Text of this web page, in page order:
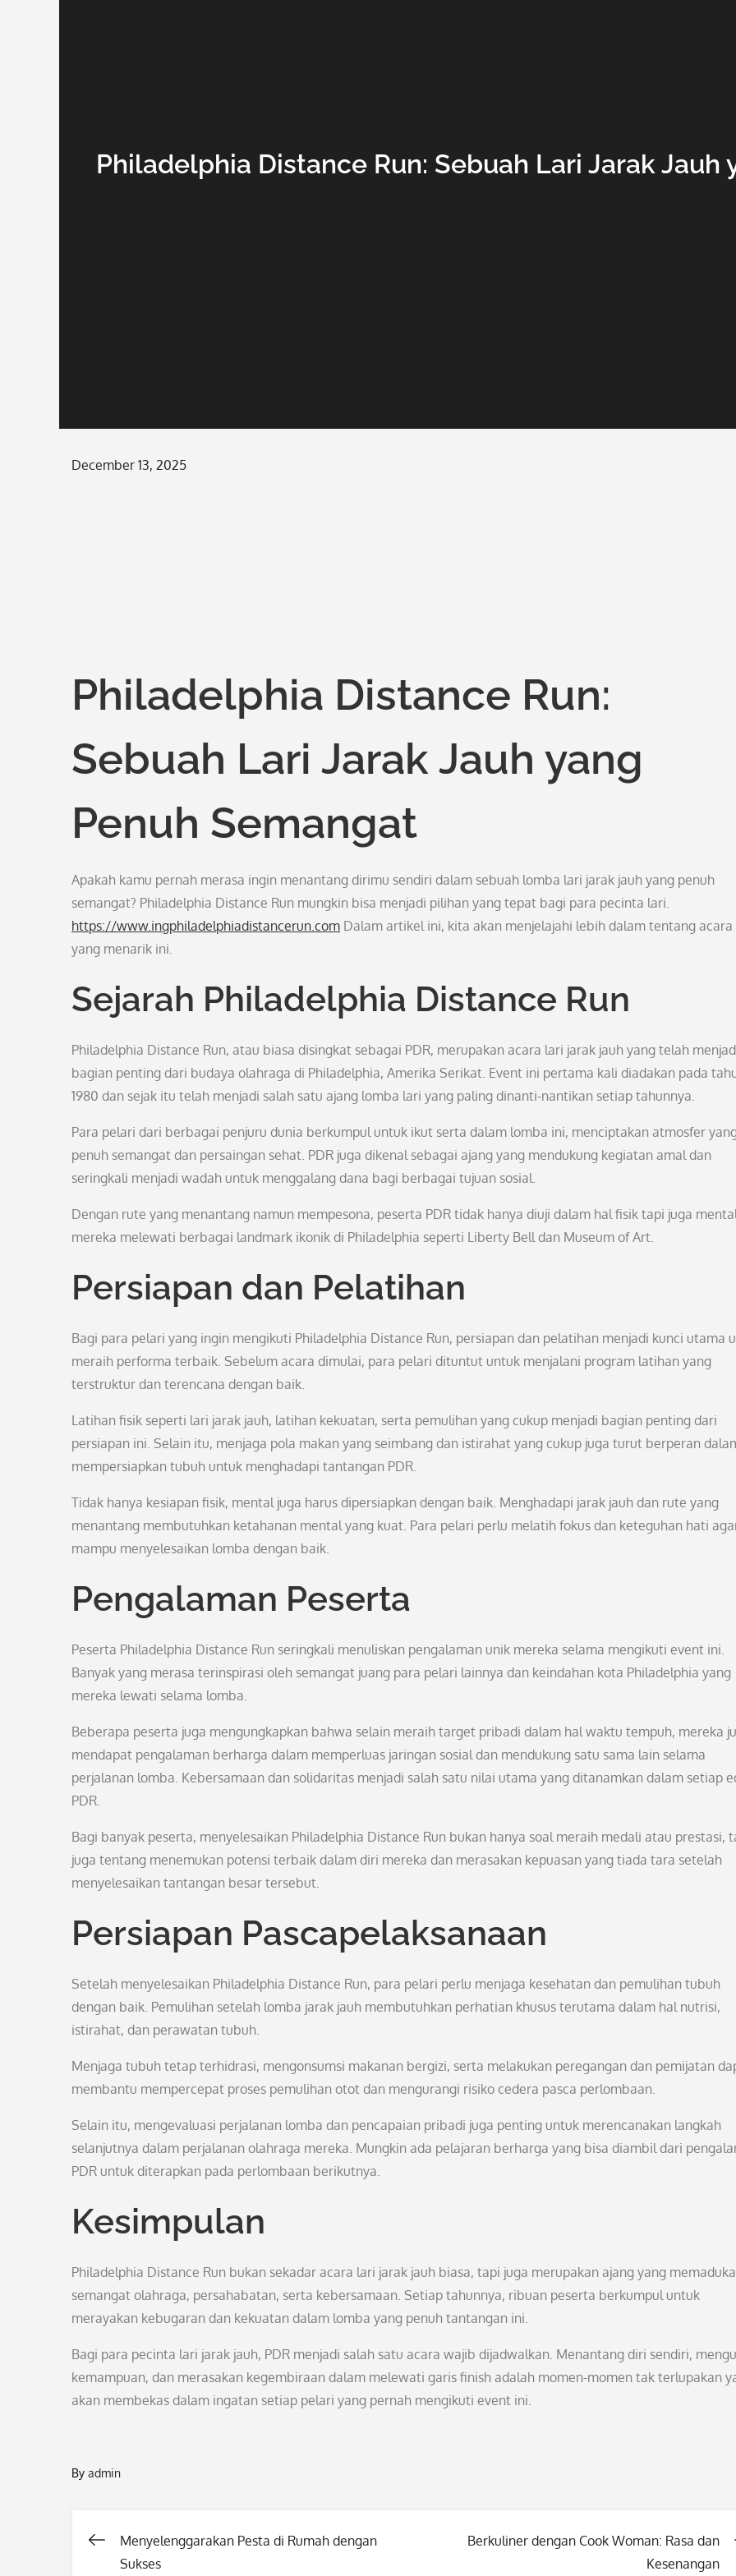
Philadelphia Distance Run: Sebuah Lari Jarak Jauh
Posted
December 13, 2025
Philadelphia Distance Run:
Sebuah Lari Jarak Jauh yang
Penuh Semangat
Apakah kamu pernah merasa ingin menantang dirimu sendiri dalam sebuah lomba lari jarak jauh yang penuh
semangat? Philadelphia Distance Run mungkin bisa menjadi pilihan yang tepat bagi para pecinta lari.
https://www.ingphiladelphiadistancerun.com Dalam artikel ini, kita akan menjelajahi lebih dalam tentang acara
yang menarik ini.
Sejarah Philadelphia Distance Run
Philadelphia Distance Run, atau biasa disingkat sebagai PDR, merupakan acara lari jarak jauh yang telah
bagian penting dari budaya olahraga di Philadelphia, Amerika Serikat. Event ini pertama kali diadakan pada
1980 dan sejak itu telah menjadi salah satu ajang lomba lari yang paling dinanti-nantikan setiap tahunnya.
Para pelari dari berbagai penjuru dunia berkumpul untuk ikut serta dalam lomba ini, menciptakan atmosfer
penuh semangat dan persaingan sehat. PDR juga dikenal sebagai ajang yang mendukung kegiatan amal dan
seringkali menjadi wadah untuk menggalang dana bagi berbagai tujuan sosial.
Dengan rute yang menantang namun mempesona, peserta PDR tidak hanya diuji dalam hal fisik tapi juga
mereka melewati berbagai landmark ikonik di Philadelphia seperti Liberty Bell dan Museum of Art.
Persiapan dan Pelatihan
Bagi para pelari yang ingin mengikuti Philadelphia Distance Run, persiapan dan pelatihan menjadi kunci utama
meraih performa terbaik. Sebelum acara dimulai, para pelari dituntut untuk menjalani program latihan yang
terstruktur dan terencana dengan baik.
Latihan fisik seperti lari jarak jauh, latihan kekuatan, serta pemulihan yang cukup menjadi bagian penting dari
persiapan ini. Selain itu, menjaga pola makan yang seimbang dan istirahat yang cukup juga turut berperan
mempersiapkan tubuh untuk menghadapi tantangan PDR.
Tidak hanya kesiapan fisik, mental juga harus dipersiapkan dengan baik. Menghadapi jarak jauh dan rute yang
menantang membutuhkan ketahanan mental yang kuat. Para pelari perlu melatih fokus dan keteguhan hati
mampu menyelesaikan lomba dengan baik.
Pengalaman Peserta
Peserta Philadelphia Distance Run seringkali menuliskan pengalaman unik mereka selama mengikuti event ini.
Banyak yang merasa terinspirasi oleh semangat juang para pelari lainnya dan keindahan kota Philadelphia yang
mereka lewati selama lomba.
Beberapa peserta juga mengungkapkan bahwa selain meraih target pribadi dalam hal waktu tempuh, mereka
mendapat pengalaman berharga dalam memperluas jaringan sosial dan mendukung satu sama lain selama
perjalanan lomba. Kebersamaan dan solidaritas menjadi salah satu nilai utama yang ditanamkan dalam setiap
PDR.
Bagi banyak peserta, menyelesaikan Philadelphia Distance Run bukan hanya soal meraih medali atau prestasi,
juga tentang menemukan potensi terbaik dalam diri mereka dan merasakan kepuasan yang tiada tara setelah
menyelesaikan tantangan besar tersebut.
Persiapan Pascapelaksanaan
Setelah menyelesaikan Philadelphia Distance Run, para pelari perlu menjaga kesehatan dan pemulihan tubuh
dengan baik. Pemulihan setelah lomba jarak jauh membutuhkan perhatian khusus terutama dalam hal nutrisi,
istirahat, dan perawatan tubuh.
Menjaga tubuh tetap terhidrasi, mengonsumsi makanan bergizi, serta melakukan peregangan dan pemijatan
membantu mempercepat proses pemulihan otot dan mengurangi risiko cedera pasca perlombaan.
Selain itu, mengevaluasi perjalanan lomba dan pencapaian pribadi juga penting untuk merencanakan langkah
selanjutnya dalam perjalanan olahraga mereka. Mungkin ada pelajaran berharga yang bisa diambil dari
PDR untuk diterapkan pada perlombaan berikutnya.
Kesimpulan
Philadelphia Distance Run bukan sekadar acara lari jarak jauh biasa, tapi juga merupakan ajang yang
semangat olahraga, persahabatan, serta kebersamaan. Setiap tahunnya, ribuan peserta berkumpul untuk
merayakan kebugaran dan kekuatan dalam lomba yang penuh tantangan ini.
Bagi para pecinta lari jarak jauh, PDR menjadi salah satu acara wajib dijadwalkan. Menantang diri sendiri,
kemampuan, dan merasakan kegembiraan dalam melewati garis finish adalah momen-momen tak terlupakan
akan membekas dalam ingatan setiap pelari yang pernah mengikuti event ini.
By admin
Post
Menyelenggarakan Pesta di Rumah dengan
Sukses
Berkuliner dengan Cook Woman: Rasa dan
Kesenangan